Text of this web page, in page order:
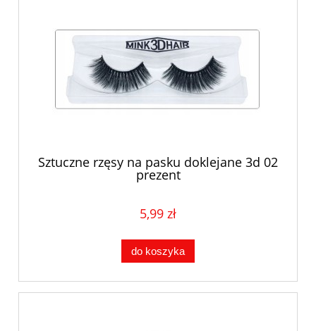
Sztuczne rzęsy na pasku doklejane 3d 02
prezent
5,99 zł
do koszyka